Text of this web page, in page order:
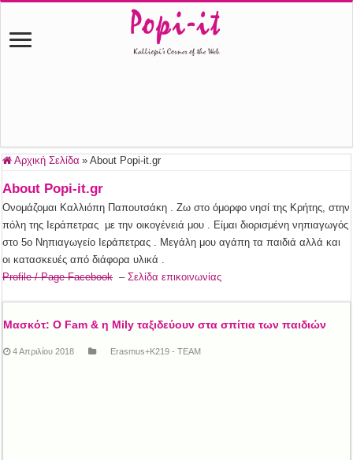
Αρχική Σελίδα » About Popi-it.gr
About Popi-it.gr
Ονομάζομαι Καλλιόπη Παπουτσάκη . Ζω στο όμορφο νησί της Κρήτης, στην
πόλη της Ιεράπετρας με την οικογένειά μου . Είμαι διορισμένη νηπιαγωγός
στο 5ο Νηπιαγωγείο Ιεράπετρας . Μεγάλη μου αγάπη τα παιδιά αλλά και
οι κατασκευές από διάφορα υλικά .
Profile / Page Facebook–Σελίδα επικοινωνίας
Μασκότ: Ο Fam & η Mily ταξιδεύουν στα σπίτια των παιδιών
4 Απριλίου 2018 Erasmus+K219 - TEAM